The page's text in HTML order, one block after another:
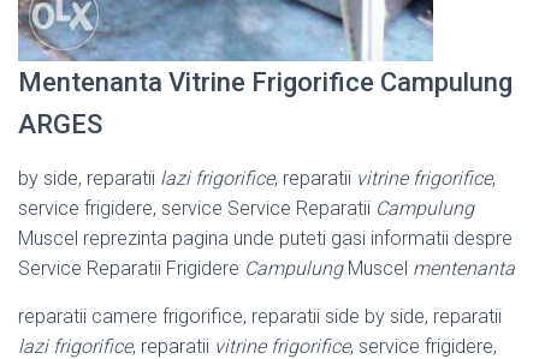
Mentenanta Vitrine Frigorifice Campulung
ARGES
by side, reparatii lazi frigorifice, reparatii vitrine frigorifice,
service frigidere, service Service Reparatii Campulung
Muscel reprezinta pagina unde puteti gasi informatii despre
Service Reparatii Frigidere CampulungMuscel mentenanta
reparatii camere frigorifice, reparatii side by side, reparatii
lazi frigorifice, reparatii vitrine frigorifice, service frigidere,